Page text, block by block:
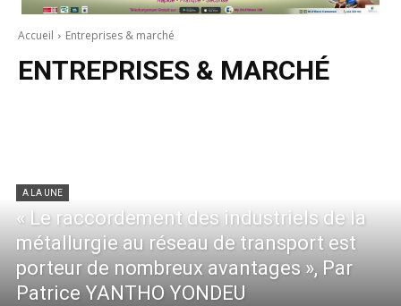
Accueil Entreprises & marché
ENTREPRISES & MARCHÉ
A LA UNE
« Le raccordement des industriels de la
métallurgie au réseau de transport est
porteur de nombreux avantages », Par
Patrice YANTHO YONDEU